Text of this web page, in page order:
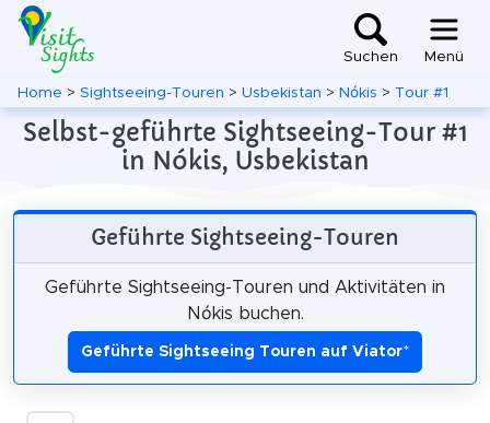
Suchen Menü
Home > Sightseeing-Touren > Usbekistan > Nókis > Tour #1
Selbst-geführte Sightseeing-Tour #1
in Nókis, Usbekistan
Geführte Sightseeing-Touren
Geführte Sightseeing-Touren und Aktivitäten in
Nókis buchen.
Geführte Sightseeing Touren auf Viator*